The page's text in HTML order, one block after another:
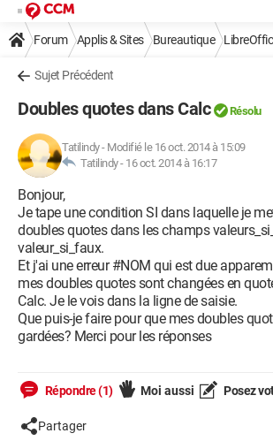
Forum Applis & Sites Bureautique
Sujet Précédent
Doubles quotes dans Calc Résolu
Tatilindy- Modifié le 16 oct. 2014 à 15:09
Tatilindy - 16 oct. 2014 à 16:17
Bonjour,
Je tape une condition SI dans laquelle je
doubles quotes dans les champs
valeur_si_faux.
Et j'ai une erreur #NOM qui est due
mes doubles quotes sont changées en
Calc. Je le vois dans la ligne de saisie.
Que puis-je faire pour que mes doubles
gardées? Merci pour les réponses
Répondre (1) Moi aussi Posez
Partager